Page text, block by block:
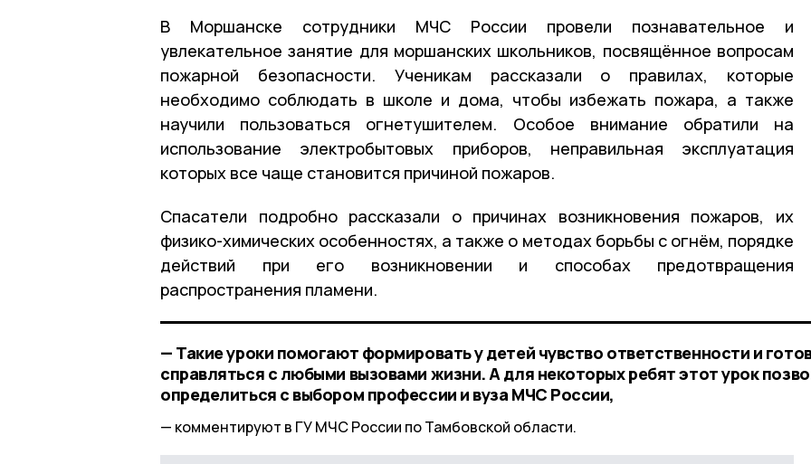
В Моршанске сотрудники МЧС России провели познавательное и
увлекательное занятие для моршанских школьников, посвящëнное вопросам
пожарной безопасности. Ученикам рассказали о правилах, которые
необходимо соблюдать в школе и дома, чтобы избежать пожара, а также
научили пользоваться огнетушителем. Особое внимание обратили на
использование электробытовых приборов, неправильная эксплуатация
которых все чаще становится причиной пожаров.
Спасатели подробно рассказали о причинах возникновения пожаров, их
физико-химических особенностях, а также о методах борьбы с огнём, порядке
действий при его возникновении и способах предотвращения
распространения пламени.
— Такие уроки помогают формировать у детей чувство ответственности и
справляться с любыми вызовами жизни. А для некоторых ребят этот урок
определиться с выбором профессии и вуза МЧС России,
комментируют в ГУ МЧС России по Тамбовской области.